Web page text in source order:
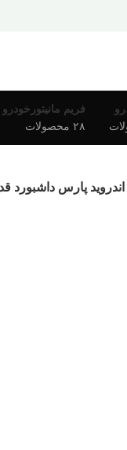
فریم مانیتورخودرو
۲۸ محصولات
پارس داشبورد